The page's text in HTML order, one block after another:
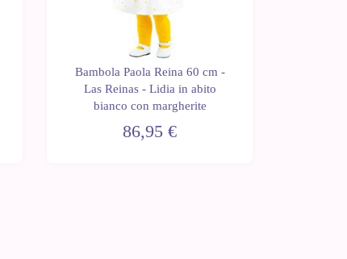
Bambola Paola Reina 60 cm -
Las Reinas - Lidia in abito
bianco con margherite
86,95 €